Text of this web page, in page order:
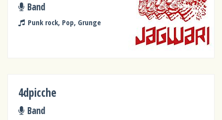
Band
Punk rock, Pop, Grunge
4dpicche
Band